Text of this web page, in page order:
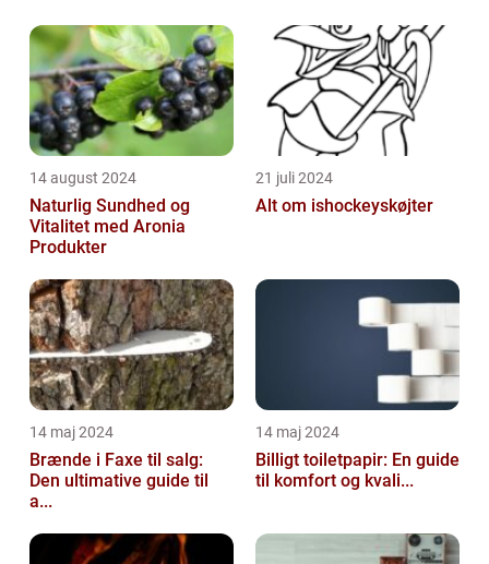
14 august 2024
Naturlig Sundhed og
Vitalitet med Aronia
Produkter
21 juli 2024
Alt om ishockeyskøjter
14 maj 2024
Brænde i Faxe til salg:
Den ultimative guide til
a...
14 maj 2024
Billigt toiletpapir: En guide
til komfort og kvali...